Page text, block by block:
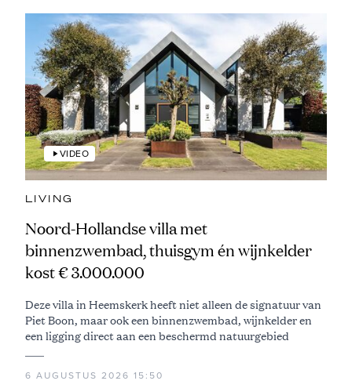
VIDEO
LIVING
Noord-Hollandse villa met
binnenzwembad, thuisgym én wijnkelder
kost € 3.000.000
Deze villa in Heemskerk heeft niet alleen de signatuur van
Piet Boon, maar ook een binnenzwembad, wijnkelder en
een ligging direct aan een beschermd natuurgebied
6 AUGUSTUS 2026 15:50